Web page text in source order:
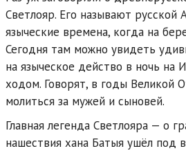
Светлояр. Его называют русской
языческие времена, когда на
Сегодня там можно увидеть
на языческое действо в ночь на
ходом. Говорят, в годы Великой
молиться за мужей и сыновей.
Главная легенда Светлояра — о
нашествия хана Батыя ушёл под